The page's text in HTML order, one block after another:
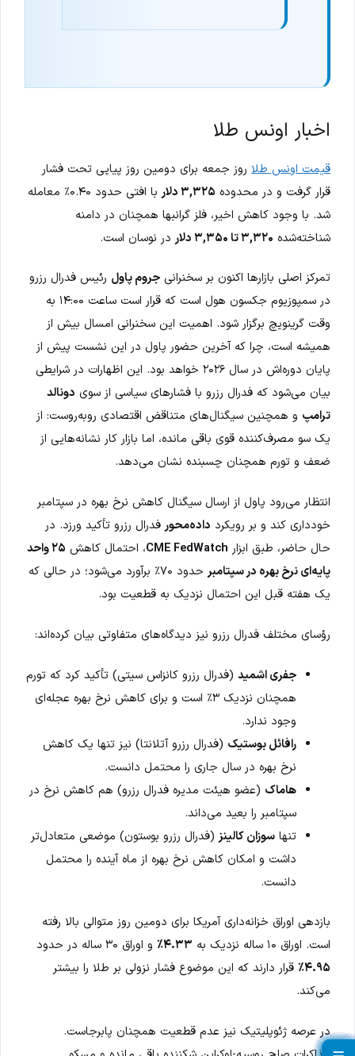
اخبار اونس طلا
قیمت اونس طلا روز جمعه برای دومین روز پیاپی تحت فشار
قرار گرفت و در محدوده ۳,۳۲۵ دلار
با افتی حدود ۰.۴۰٪ معامله
شد. با وجود کاهش اخیر، فلز گرانبها همچنان در دامنه
شناخته‌شده ۳,۳۲۰ تا ۳,۳۵۰ دلار در نوسان است.
تمرکز اصلی بازارها اکنون بر سخنرانی جروم پاول رئیس فدرال رزرو
در سمپوزیوم جکسون هول است که قرار است ساعت ۱۴:۰۰ به
وقت گرینویچ برگزار شود. اهمیت این سخنرانی امسال بیش از
همیشه است، چرا که آخرین حضور پاول در این نشست پیش از
پایان دوره‌اش در سال ۲۰۲۶ خواهد بود. این اظهارات در شرایطی
بیان می‌شود که فدرال رزرو با فشارهای سیاسی از سوی دونالد
ترامپ و همچنین سیگنال‌های متناقض اقتصادی روبه‌روست: از
یک سو مصرف‌کننده قوی باقی مانده، اما بازار کار نشانه‌هایی از
ضعف و تورم همچنان چسبنده نشان می‌دهد.
انتظار می‌رود پاول از ارسال سیگنال کاهش نرخ بهره در سپتامبر
خودداری کند و بر رویکرد داده‌محور فدرال رزرو تأکید ورزد. در
حال حاضر، طبق ابزار CME FedWatch، احتمال کاهش
۲۵ واحد
پایه‌ای نرخ بهره در سپتامبر
حدود ۷۰٪ برآورد می‌شود؛ در حالی که
یک هفته قبل این احتمال نزدیک به قطعیت بود.
رؤسای مختلف فدرال رزرو نیز دیدگاه‌های متفاوتی بیان کرده‌اند:
جفری اشمید (فدرال رزرو کانزاس سیتی) تأکید کرد که تورم
همچنان نزدیک ۳٪ است و برای کاهش نرخ بهره عجله‌ای
وجود ندارد.
رافائل بوستیک (فدرال رزرو آتلانتا) نیز تنها یک کاهش
نرخ بهره در سال جاری را محتمل دانست.
هاماک (عضو هیئت مدیره فدرال رزرو) هم کاهش نرخ در
سپتامبر را بعید می‌داند.
تنهاسوزان کالینز (فدرال رزرو بوستون) موضعی متعادل‌تر
داشت و امکان کاهش نرخ بهره از ماه آینده را محتمل
دانست.
بازدهی اوراق خزانه‌داری آمریکا برای دومین روز متوالی بالا رفته
است. اوراق ۱۰ ساله نزدیک به
۴.۳۳٪
و اوراق ۳۰ ساله در حدود
۴.۹۵٪ قرار دارند که این موضوع فشار نزولی بر طلا را بیشتر
می‌کند.
در عرصه ژئوپلیتیک نیز عدم قطعیت همچنان پابرجاست.